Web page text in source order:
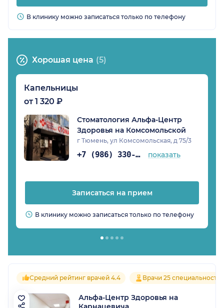
В клинику можно записаться только по телефону
Хорошая цена (5)
Капельницы
от 1 320 ₽
Стоматология Альфа-Центр
Здоровья на Комсомольской
г Тюмень, ул Комсомольская, д 75/3
+7 (986) 330-24-18 показать
Записаться на прием
В клинику можно записаться только по телефону
Средний рейтинг врачей 4.4 Врачи 25
Альфа-Центр Здоровья на